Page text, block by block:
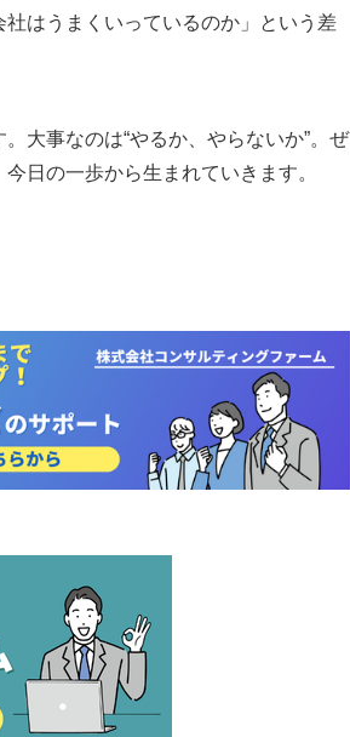
はうまくいっているのか」という差
大事なのは“やるか、やらないか”。ぜ
日の一歩から生まれていきます。